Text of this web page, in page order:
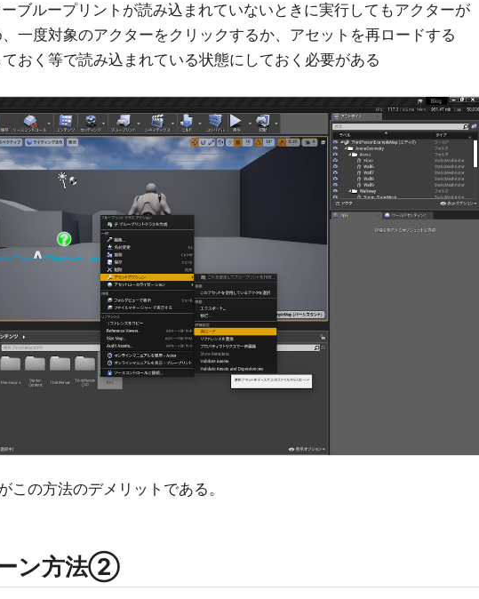
ブループリントが読み込まれていないときに実行してもアクターが
一度対象のアクターをクリックするか、アセットを再ロードする
おく等で読み込まれている状態にしておく必要がある
この方法のデメリットである。
ン方法②